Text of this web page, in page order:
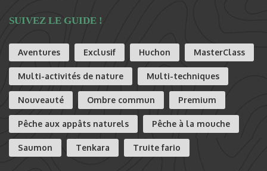
SUIVEZ LE GUIDE !
Aventures Exclusif Huchon MasterClass
Multi-activités de nature Multi-techniques
Nouveauté Ombre commun Premium
Pêche aux appâts naturels Pêche à la mouche
Saumon Tenkara Truite fario